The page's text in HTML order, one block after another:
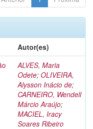
Autor(es)
ALVES, Maria
Odete; OLIVEIRA,
Alysson Inácio de;
CARNEIRO, Wendell
Márcio Araújo;
MACIEL, Iracy
Soares Ribeiro